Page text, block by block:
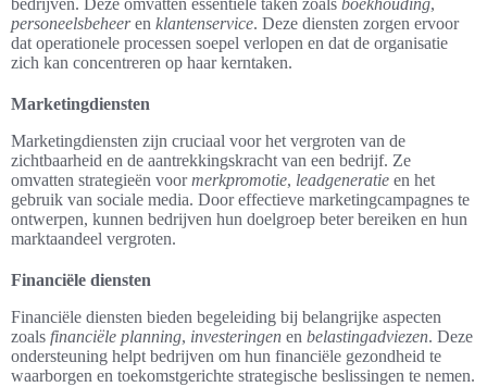
bedrijven. Deze omvatten essentiële taken zoals boekhouding,
personeelsbeheeren klantenservice. Deze diensten zorgen ervoor
dat operationele processen soepel verlopen en dat de organisatie
zich kan concentreren op haar kerntaken.
Marketingdiensten
Marketingdiensten zijn cruciaal voor het vergroten van de
zichtbaarheid en de aantrekkingskracht van een bedrijf. Ze
omvatten strategieën voormerkpromotie, leadgeneratie en het
gebruik van sociale media. Door effectieve marketingcampagnes te
ontwerpen, kunnen bedrijven hun doelgroep beter bereiken en hun
marktaandeel vergroten.
Financiële diensten
Financiële diensten bieden begeleiding bij belangrijke aspecten
zoals financiële planning, investeringen en belastingadviezen. Deze
ondersteuning helpt bedrijven om hun financiële gezondheid te
waarborgen en toekomstgerichte strategische beslissingen te nemen.